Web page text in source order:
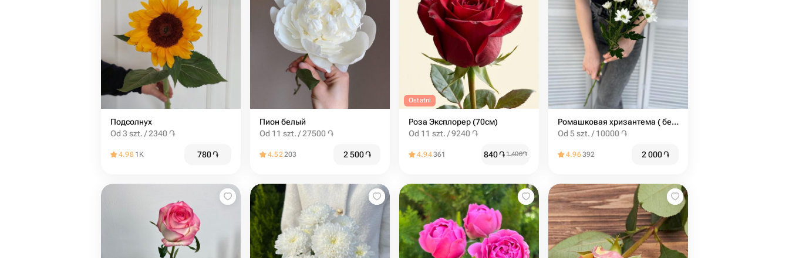
Подсолнух
Od 3 szt. / 2340 ֏
4.98 1K 780֏
Пион белый
Od 11 szt. / 27500 ֏
4.52203 2 500֏
Ostatni
Роза Эксплорер (70см)
Od 11 szt. / 9240 ֏
4.94361 840֏1 400֏
Ромашковая хризантема ( белая )
Od 5 szt. / 10000 ֏
4.96392 2 000֏